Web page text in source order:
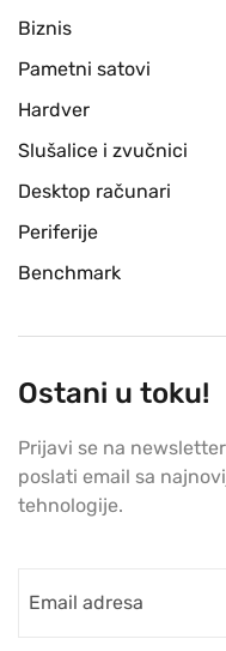
Biznis
Pametni satovi
Hardver
Slušalice i zvučnici
Desktop računari
Periferije
Benchmark
Ostani u toku!
Prijavi se na
poslati email sa
tehnologije.